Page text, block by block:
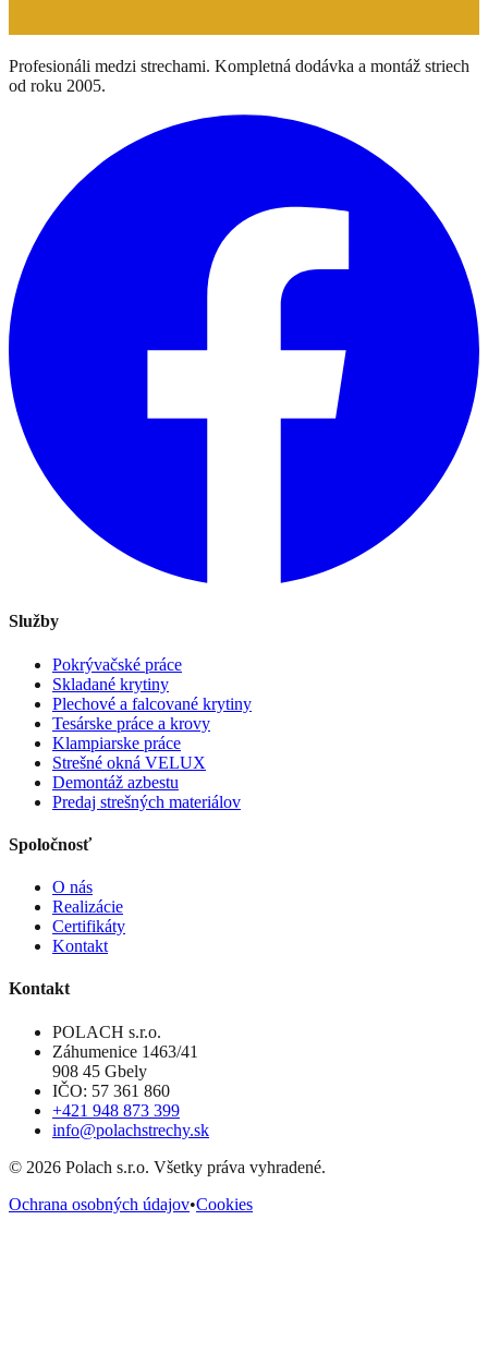
Profesionáli medzi strechami. Kompletná dodávka a montáž striech
od roku 2005.
Služby
Pokrývačské práce
Skladané krytiny
Plechové a falcované krytiny
Tesárske práce a krovy
Klampiarske práce
Strešné okná VELUX
Demontáž azbestu
Predaj strešných materiálov
Spoločnosť
O nás
Realizácie
Certifikáty
Kontakt
Kontakt
POLACH s.r.o.
Záhumenice 1463/41
908 45 Gbely
IČO: 57 361 860
+421 948 873 399
info@polachstrechy.sk
© 2026 Polach s.r.o. Všetky práva vyhradené.
Ochrana osobných údajov•Cookies